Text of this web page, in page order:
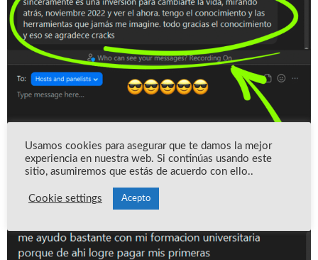
Usamos cookies para asegurar que te damos la mejor
experiencia en nuestra web. Si continúas usando este
sitio, asumiremos que estás de acuerdo con ello..
Cookie settings Acepto